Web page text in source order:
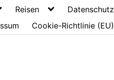
Reisen
Datenschutz
Cookie-Richtlinie (EU)